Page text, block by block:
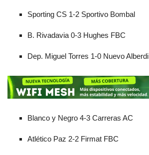
Sporting CS 1-2 Sportivo Bombal
B. Rivadavia 0-3 Hughes FBC
Dep. Miguel Torres 1-0 Nuevo Alberdi
Blanco y Negro 4-3 Carreras AC
Atlético Paz 2-2 Firmat FBC